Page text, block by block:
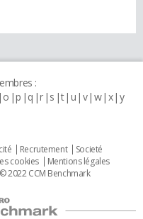
:
o p q r s t u v w x y
Recrutement
Societé
cookies
Mentions légales
© 2022 CCM Benchmark